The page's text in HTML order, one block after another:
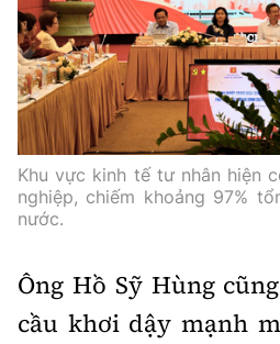
Khu vực kinh tế tư nhân hiện
nghiệp, chiếm khoảng 97%
nước.
Ông Hồ Sỹ Hùng
cầu khơi dậy mạnh